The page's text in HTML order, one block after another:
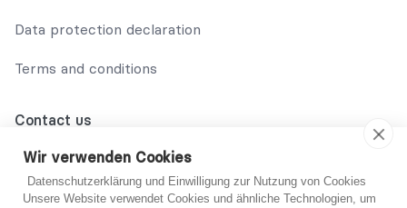
Data protection declaration
Terms and conditions
Contact us
02131 708 42 70
support@abo-hilfe.de
Wir verwenden Cookies
Datenschutzerklärung und Einwilligung zur Nutzung von Cookies
Unsere Website verwendet Cookies und ähnliche Technologien, um